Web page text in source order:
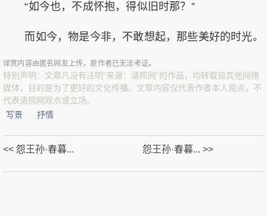
“如今也，不成怀抱，得似旧时那？”
而如今，物是今非，不敢想起，那些美好的时光。
译赏内容由匿名网友上传，原作者已无法考证。
特别声明：文章凡没有注明“来源：清照网”的作品，均转载自其他网络
媒体，目的是为了更好的文化传播。文章内容仅代表作者本人观点，不
代表清照网观点或立场。
写景
抒情
<< 怨王孙·春暮... 怨王孙·春暮... >>